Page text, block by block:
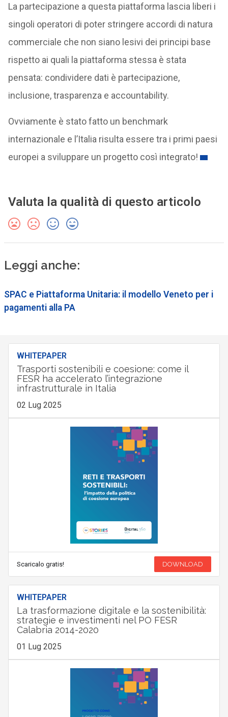
La partecipazione a questa piattaforma lascia liberi i
singoli operatori di poter stringere accordi di natura
commerciale che non siano lesivi dei principi base
rispetto ai quali la piattaforma stessa è stata
pensata: condividere dati è partecipazione,
inclusione, trasparenza e accountability.
Ovviamente è stato fatto un benchmark
internazionale e l’Italia risulta essere tra i primi paesi
europei a sviluppare un progetto così integrato!
Valuta la qualità di questo articolo
Leggi anche:
SPAC e Piattaforma Unitaria: il modello Veneto per i
pagamenti alla PA
WHITEPAPER
Trasporti sostenibili e coesione: come il
FESR ha accelerato l’integrazione
infrastrutturale in Italia
02 Lug 2025
Scaricalo gratis! DOWNLOAD
WHITEPAPER
La trasformazione digitale e la sostenibilità:
strategie e investimenti nel PO FESR
Calabria 2014-2020
01 Lug 2025